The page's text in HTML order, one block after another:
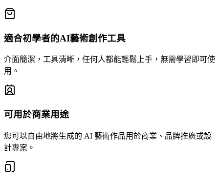
適合初學者的AI藝術創作工具
介面簡潔，工具清晰，任何人都能輕鬆上手，無需學習即可使
用。
可用於商業用途
您可以自由地將生成的 AI 藝術作品用於商業、品牌推廣或設
計專案。